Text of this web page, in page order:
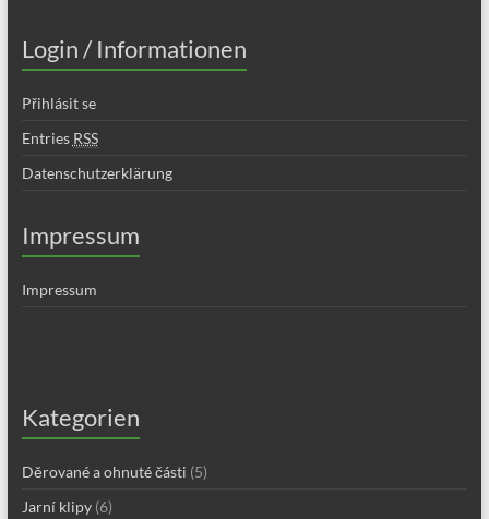
Login / Informationen
Přihlásit se
Entries RSS
Datenschutzerklärung
Impressum
Impressum
Kategorien
Děrované a ohnuté části (5)
Jarní klipy(6)